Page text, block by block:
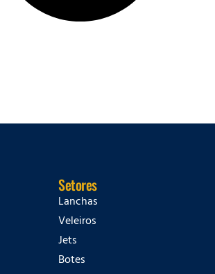
Setores
Lanchas
Veleiros
Jets
Botes